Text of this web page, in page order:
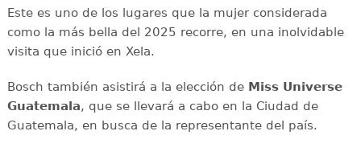
Este es uno de los lugares que la mujer considerada
como la más bella del 2025 recorre, en una inolvidable
visita que inició en Xela.
Bosch también asistirá a la elección deMiss Universe
Guatemala, que se llevará a cabo en la Ciudad de
Guatemala, en busca de la representante del país.